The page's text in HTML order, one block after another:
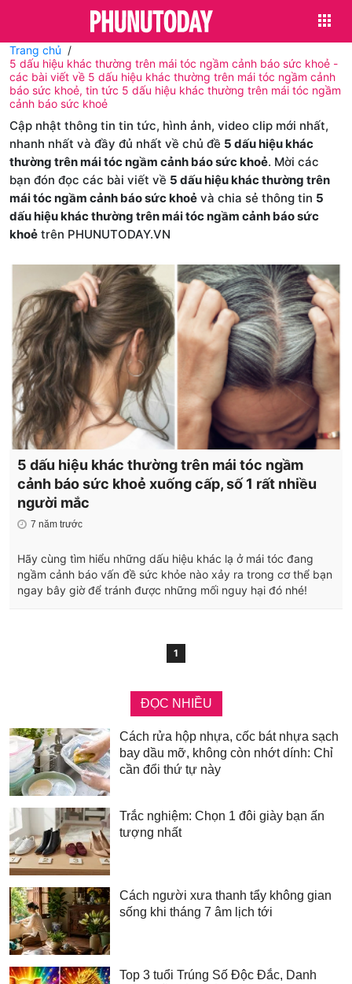
Trang chủ
5 dấu hiệu khác thường trên mái tóc ngầm cảnh báo sức khoẻ -
các bài viết về 5 dấu hiệu khác thường trên mái tóc ngầm cảnh
báo sức khoẻ, tin tức 5 dấu hiệu khác thường trên mái tóc ngầm
cảnh báo sức khoẻ
Cập nhật thông tin tin tức, hình ảnh, video clip mới nhất,
nhanh nhất và đầy đủ nhất về chủ đề 5 dấu hiệu khác
thường trên mái tóc ngầm cảnh báo sức khoẻ. Mời các
bạn đón đọc các bài viết về 5 dấu hiệu khác thường trên
mái tóc ngầm cảnh báo sức khoẻ và chia sẻ thông tin 5
dấu hiệu khác thường trên mái tóc ngầm cảnh báo sức
khoẻ trên PHUNUTODAY.VN
5 dấu hiệu khác thường trên mái tóc ngầm
cảnh báo sức khoẻ xuống cấp, số 1 rất nhiều
người mắc
7 năm trước
Hãy cùng tìm hiểu những dấu hiệu khác lạ ở mái tóc đang
ngầm cảnh báo vấn đề sức khỏe nào xảy ra trong cơ thể bạn
ngay bây giờ để tránh được những mối nguy hại đó nhé!
1
ĐỌC NHIỀU
Cách rửa hộp nhựa, cốc bát nhựa sạch
bay dầu mỡ, không còn nhớt dính: Chỉ
cần đổi thứ tự này
Trắc nghiệm: Chọn 1 đôi giày bạn ấn
tượng nhất
Cách người xưa thanh tẩy không gian
sống khi tháng 7 âm lịch tới
Top 3 tuổi Trúng Số Độc Đắc, Danh